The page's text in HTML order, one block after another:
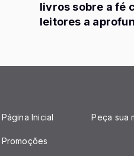
livros sobre a fé
leitores a
Página Inicial
Promoções
Peça sua